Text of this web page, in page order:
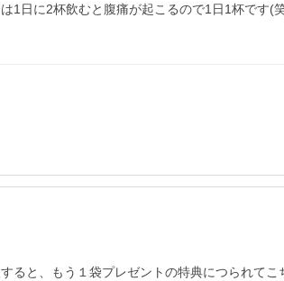
1日に2杯飲むと腹痛が起こるので1日1杯です(
ると、もう１袋プレゼントの特典につられて